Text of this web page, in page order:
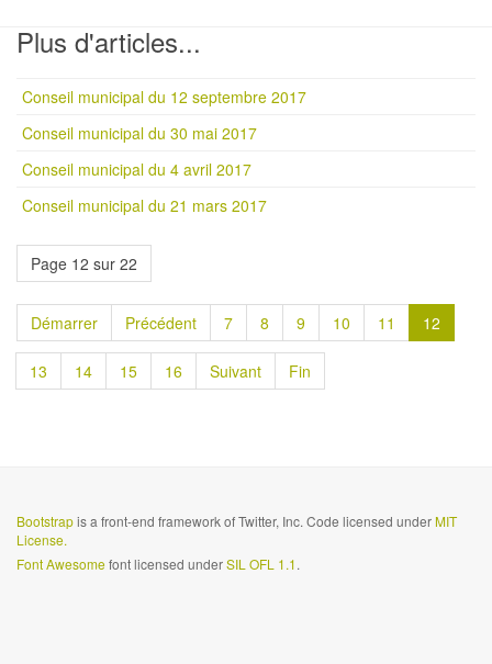
Plus d'articles...
Conseil municipal du 12 septembre 2017
Conseil municipal du 30 mai 2017
Conseil municipal du 4 avril 2017
Conseil municipal du 21 mars 2017
Page 12 sur 22
Démarrer Précédent 7 8 9 10 11 12
13 14 15 16 Suivant Fin
Bootstrapis a front-end framework of Twitter, Inc. Code licensed underMIT
License.
Font Awesomefont licensed underSIL OFL 1.1.